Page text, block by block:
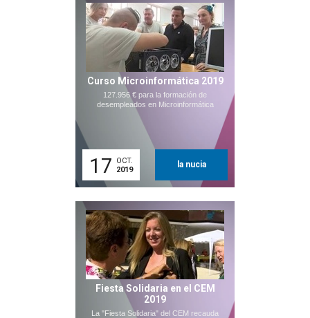
Curso Microinformática 2019
127.956 € para la formación de
desempleados en Microinformática
17
OCT.
2019
la nucia
Fiesta Solidaria en el CEM
2019
La "Fiesta Solidaria" del CEM recauda